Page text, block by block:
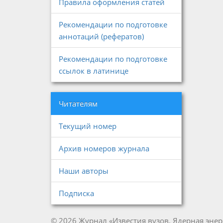
Правила оформления статей
Рекомендации по подготовке
аннотаций (рефератов)
Рекомендации по подготовке
ссылок в латинице
Читателям
Текущий номер
Архив номеров журнала
Наши авторы
Подписка
© 2026 Журнал «Известия вузов. Ядерная